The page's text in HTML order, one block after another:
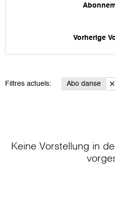
Vorherige
Filtres actuels: Abo danse
Keine Vorstellung in